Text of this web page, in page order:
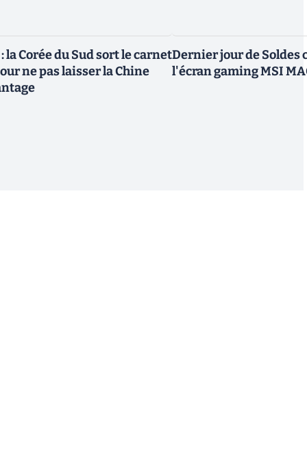
la Corée du Sud sort le carnet
ne pas laisser la Chine
Dernier jour de Soldes
l'écran gaming MSI